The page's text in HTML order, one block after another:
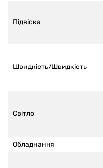
Підвіска
Швидкість/Швидкість
Світло
Обладнання